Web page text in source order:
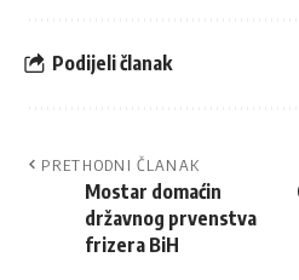
Podijeli članak
PRETHODNI ČLANAK
Mostar domaćin
državnog prvenstva
frizera BiH